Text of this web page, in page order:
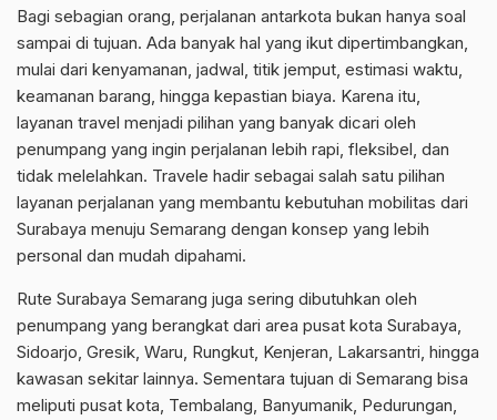
Bagi sebagian orang, perjalanan antarkota bukan hanya soal
sampai di tujuan. Ada banyak hal yang ikut dipertimbangkan,
mulai dari kenyamanan, jadwal, titik jemput, estimasi waktu,
keamanan barang, hingga kepastian biaya. Karena itu,
layanan travel menjadi pilihan yang banyak dicari oleh
penumpang yang ingin perjalanan lebih rapi, fleksibel, dan
tidak melelahkan. Travele hadir sebagai salah satu pilihan
layanan perjalanan yang membantu kebutuhan mobilitas dari
Surabaya menuju Semarang dengan konsep yang lebih
personal dan mudah dipahami.
Rute Surabaya Semarang juga sering dibutuhkan oleh
penumpang yang berangkat dari area pusat kota Surabaya,
Sidoarjo, Gresik, Waru, Rungkut, Kenjeran, Lakarsantri, hingga
kawasan sekitar lainnya. Sementara tujuan di Semarang bisa
meliputi pusat kota, Tembalang, Banyumanik, Pedurungan,